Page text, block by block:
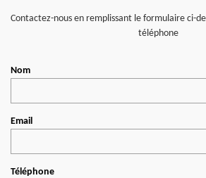
Contactez-nous en remplissant le formulaire ci-
téléphone
Nom
Email
Téléphone